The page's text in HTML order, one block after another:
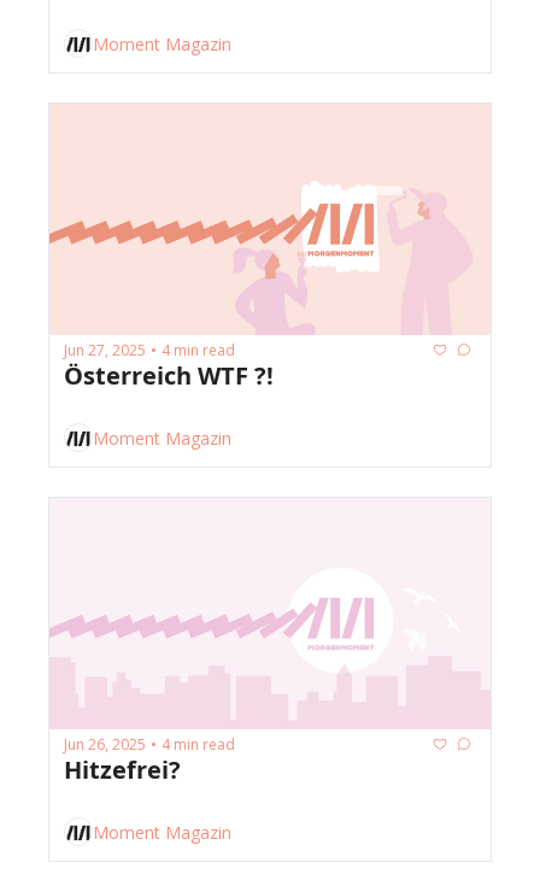
Moment Magazin
Jun 27, 2025 • 4 min read
Österreich WTF ?!
Moment Magazin
Jun 26, 2025 • 4 min read
Hitzefrei?
Moment Magazin